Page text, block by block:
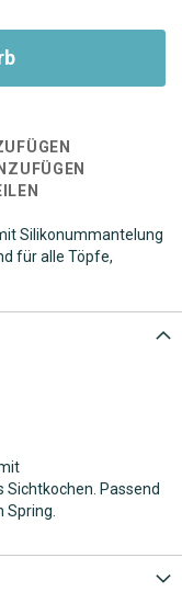
Silikonummantelung
für alle Töpfe,
Passend